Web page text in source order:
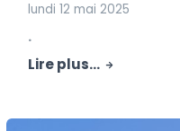
lundi 12 mai 2025
.
Lire plus...